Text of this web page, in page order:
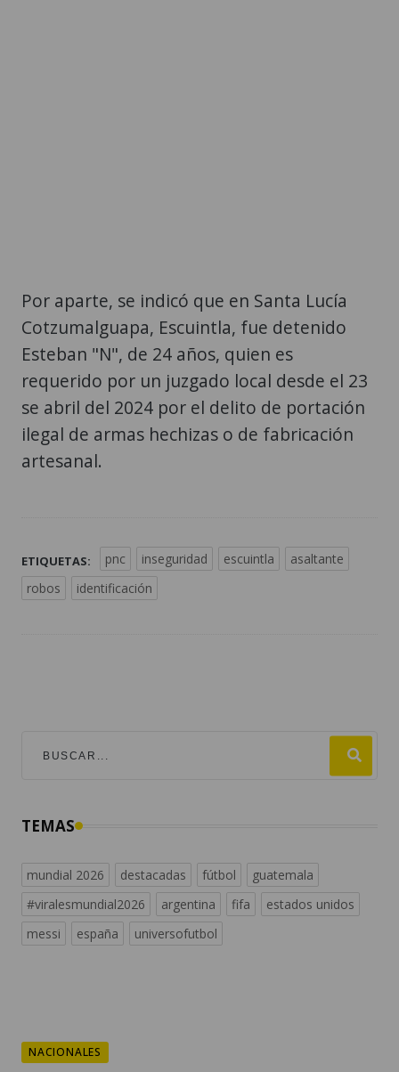
Por aparte, se indicó que en Santa Lucía
Cotzumalguapa, Escuintla, fue detenido
Esteban "N", de 24 años, quien es
requerido por un juzgado local desde el 23
se abril del 2024 por el delito de portación
ilegal de armas hechizas o de fabricación
artesanal.
ETIQUETAS: pnc inseguridad escuintla
asaltante
robos
identificación
TEMAS
mundial 2026 destacadas fútbol
guatemala
#viralesmundial2026
argentina fifa
estados unidos
messi
españa universofutbol
NACIONALES